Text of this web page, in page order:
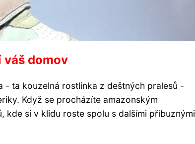
váš domov
ta kouzelná rostlinka z deštných pralesů -
Když se procházíte amazonským
kde si v klidu roste spolu s dalšími příbuznými